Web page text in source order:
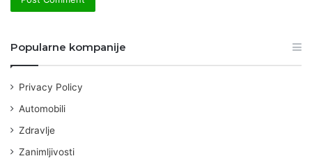
Popularne kompanije
Privacy Policy
Automobili
Zdravlje
Zanimljivosti